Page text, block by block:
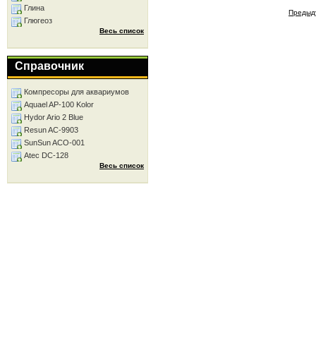
Глина
Глюгеоз
Весь список
Справочник
Компресоры для аквариумов
Aquael AP-100 Kolor
Hydor Ario 2 Blue
Resun AC-9903
SunSun ACO-001
Atec DC-128
Весь список